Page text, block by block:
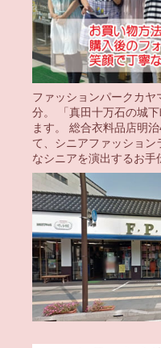
ファッションパークカ
分。 「真田十万石の城
ます。 総合衣料品店明
て、シニアファッショ
なシニアを演出するお手